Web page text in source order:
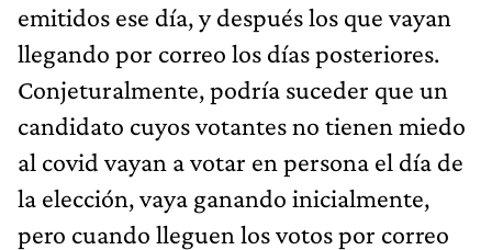
emitidos ese día, y después los que vayan
llegando por correo los días posteriores.
Conjeturalmente, podría suceder que un
candidato cuyos votantes no tienen miedo
al covid vayan a votar en persona el día de
la elección, vaya ganando inicialmente,
pero cuando lleguen los votos por correo